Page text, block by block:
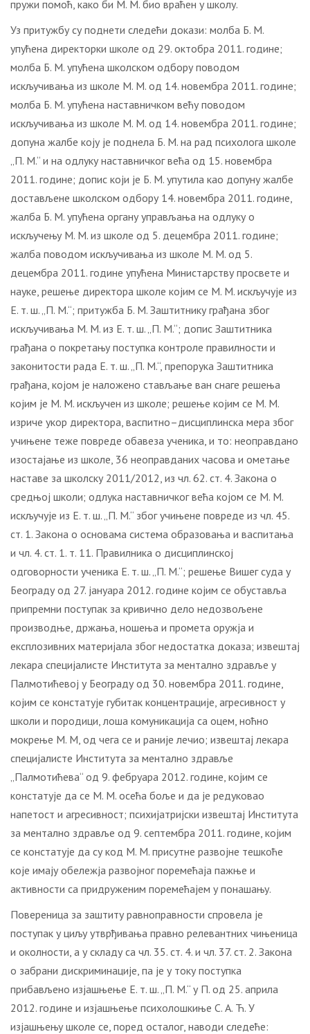
пружи помоћ, како би М. М. био враћен у школу.
Уз притужбу су поднети следећи докази: молба Б. М.
упућена директорки школе од 29. октобра 2011. године;
молба Б. М. упућена школском одбору поводом
искључивања из школе М. М. од 14. новембра 2011. године;
молба Б. М. упућена наставничком већу поводом
искључивања из школе М. М. од 14. новембра 2011. године;
допуна жалбе коју је поднела Б. М. на рад психолога школе
„П. М.“ и на одлуку наставничког већа од 15. новембра
2011. године; допис који је Б. М. упутила као допуну жалбе
достављене школском одбору 14. новембра 2011. године,
жалба Б. М. упућена органу управљања на одлуку о
искључењу М. М. из школе од 5. децембра 2011. године;
жалба поводом искључивања из школе М. М. од 5.
децембра 2011. године упућена Министарству просвете и
науке, решење директора школе којим се М. М. искључује из
Е. т. ш. „П. М.“; притужба Б. М. Заштитнику грађана због
искључивања М. М. из Е. т. ш. „П. М.“; допис Заштитника
грађана о покретању поступка контроле правилности и
законитости рада Е. т. ш. „П. М.“, препорука Заштитника
грађана, којом је наложено стављање ван снаге решења
којим је М. М. искључен из школе; решење којим се М. М.
изриче укор директора, васпитно–дисциплинска мера због
учињене теже повреде обавеза ученика, и то: неоправдано
изостајање из школе, 36 неоправданих часова и ометање
наставе за школску 2011/2012, из чл. 62. ст. 4. Закона о
средњој школи; одлука наставничког већа којом се М. М.
искључује из Е. т. ш. „П. М.“ због учињене повреде из чл. 45.
ст. 1. Закона о основама система образовања и васпитања
и чл. 4. ст. 1. т. 11. Правилника о дисциплинској
одговорности ученика Е. т. ш. „П. М.“; решење Вишег суда у
Београду од 27. јануара 2012. године којим се обуставља
припремни поступак за кривично дело недозвољене
производње, држања, ношења и промета оружја и
експлозивних материјала због недостатка доказа; извештај
лекара специјалисте Института за ментално здравље у
Палмотићевој у Београду од 30. новембра 2011. године,
којим се констатује губитак концентрације, агресивност у
школи и породици, лоша комуникација са оцем, ноћно
мокрење М. М, од чега се и раније лечио; извештаj лекара
специјалисте Института за ментално здравље
„Палмотићева“ од 9. фебруара 2012. године, којим се
констатује да се М. М. осећа боље и да је редуковао
напетост и агресивност; психијатријски извештај Института
за ментално здравље од 9. септембра 2011. године, којим
се констатује да су код М. М. присутне развојне тешкоће
које имају обележја развојног поремећаја пажње и
активности са придруженим поремећајем у понашању.
Повереница за заштиту равноправности спровела је
поступак у циљу утврђивања правно релевантних чињеница
и околности, a у складу са чл. 35. ст. 4. и чл. 37. ст. 2. Закона
о забрани дискриминације, па је у току поступка
прибављено изјашњење Е. т. ш. „П. М.“ у П. од 25. априла
2012. године и изјашњење психолошкиње С. А. Ћ. У
изјашњењу школе се, поред осталог, наводи следеће: